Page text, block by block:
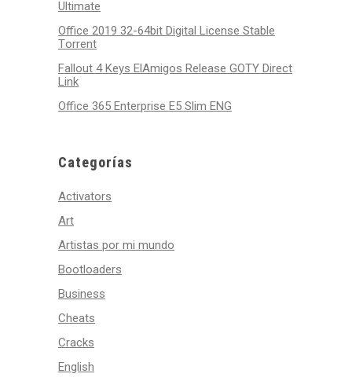
Ultimate
Office 2019 32-64bit Digital License Stable
Tоrrеnt
Fallout 4 Keys ElAmigos Release GOTY Direct
Link
Office 365 Enterprise E5 Slim ENG
Categorías
Activators
Art
Artistas por mi mundo
Bootloaders
Business
Cheats
Cracks
English